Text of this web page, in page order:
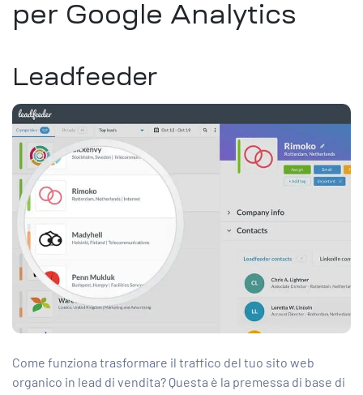
per Google Analytics
Leadfeeder
Come funziona trasformare il traffico del tuo sito web
organico in lead di vendita? Questa è la premessa di base di